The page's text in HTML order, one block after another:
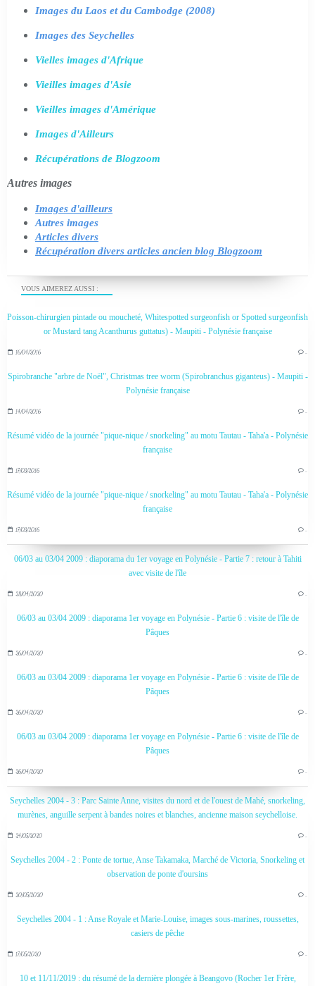
VOUS AIMEREZ AUSSI :
Poisson-chirurgien pintade ou moucheté, Whitespotted surgeonfish or Spotted surgeonfish
or Mustard tang Acanthurus guttatus) - Maupiti - Polynésie française
16/04/2016 …
Spirobranche "arbre de Noël", Christmas tree worm (Spirobranchus giganteus) - Maupiti -
Polynésie française
14/04/2016 …
Résumé vidéo de la journée "pique-nique / snorkeling" au motu Tautau - Taha'a - Polynésie
française
17/03/2016 …
Résumé vidéo de la journée "pique-nique / snorkeling" au motu Tautau - Taha'a - Polynésie
française
17/03/2016 …
06/03 au 03/04 2009 : diaporama du 1er voyage en Polynésie - Partie 7 : retour à Tahiti
avec visite de l'île
28/04/2020 …
06/03 au 03/04 2009 : diaporama 1er voyage en Polynésie - Partie 6 : visite de l'île de
Pâques
26/04/2020 …
06/03 au 03/04 2009 : diaporama 1er voyage en Polynésie - Partie 6 : visite de l'île de
Pâques
26/04/2020 …
06/03 au 03/04 2009 : diaporama 1er voyage en Polynésie - Partie 6 : visite de l'île de
Pâques
26/04/2020 …
Seychelles 2004 - 3 : Parc Sainte Anne, visites du nord et de l'ouest de Mahé, snorkeling,
murènes, anguille serpent à bandes noires et blanches, ancienne maison seychelloise.
24/05/2020 …
Seychelles 2004 - 2 : Ponte de tortue, Anse Takamaka, Marché de Victoria, Snorkeling et
observation de ponte d'oursins
20/05/2020 …
Seychelles 2004 - 1 : Anse Royale et Marie-Louise, images sous-marines, roussettes,
casiers de pêche
17/05/2020 …
10 et 11/11/2019 : du résumé de la dernière plongée à Beangovo (Rocher 1er Frère,
Images du Laos et du Cambodge (2008)
Images des Seychelles
Vielles images d'Afrique
Vieilles images d'Asie
Vieilles images d'Amérique
Images d'Ailleurs
Récupérations de Blogzoom
Autres images
Images d'ailleurs
Autres images
Articles divers
Récupération divers articles ancien blog Blogzoom